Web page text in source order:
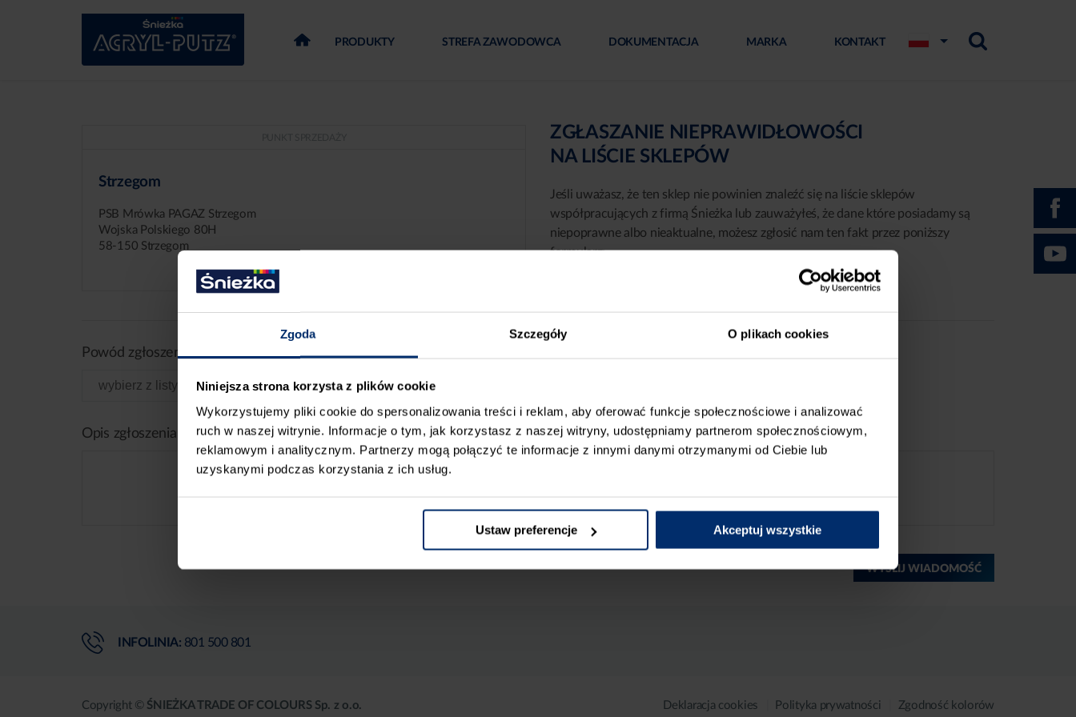
Zgoda Szczegóły O plikach cookies
Niniejsza strona korzysta z plików cookie
Wykorzystujemy pliki cookie do spersonalizowania treści i reklam, aby oferować funkcje społecznościowe i analizować
ruch w naszej witrynie. Informacje o tym, jak korzystasz z naszej witryny, udostępniamy partnerom społecznościowym,
reklamowym i analitycznym. Partnerzy mogą połączyć te informacje z innymi danymi otrzymanymi od Ciebie lub
uzyskanymi podczas korzystania z ich usług.
Ustaw preferencje Akceptuj wszystkie
PRODUKTY STREFA ZAWODOWCA DOKUMENTACJA MARKA KONTAKT
Strzegom
PSB Mrówka PAGAZ Strzegom
Wojska Polskiego 80H
58-150 Strzegom
ZGŁASZANIE NIEPRAWIDŁOWOŚCI
NA LIŚCIE SKLEPÓW
Jeśli uważasz, że ten sklep nie powinien znaleźć się na liście sklepów
współpracujących z firmą Śnieżka lub zauważyłeś, że dane które posiadamy są
niepoprawne albo nieaktualne, możesz zgłosić nam ten fakt przez poniższy
formularz:
Powód zgłoszenia
Opis zgłoszenia
WYŚLIJ WIADOMOŚĆ
INFOLINIA: 801 500 801
Copyright © ŚNIEŻKA TRADE OF COLOURS Sp. z o.o. Deklaracja cookies Polityka prywatności Zgodność kolorów